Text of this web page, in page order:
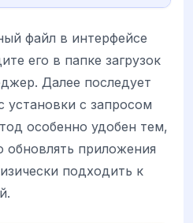
файл в интерфейсе
его в папке загрузок
Далее последует
установки с запросом
особенно удобен тем,
обновлять приложения
подходить к